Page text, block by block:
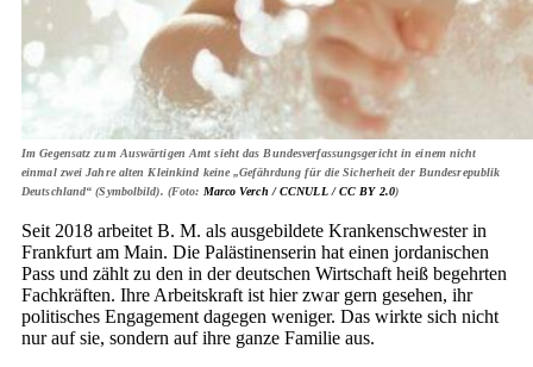
Im Gegensatz zum Auswärtigen Amt sieht das Bundesverfassungsgericht in einem nicht
einmal zwei Jahre alten Kleinkind keine „Gefährdung für die Sicherheit der Bundesrepublik
Deutschland“ (Symbolbild). (Foto: Marco Verch / CCNULL / CC BY 2.0)
Seit 2018 arbeitet B. M. als ausgebildete Krankenschwester in
Frankfurt am Main. Die Palästinenserin hat einen jordanischen
Pass und zählt zu den in der deutschen Wirtschaft heiß begehrten
Fachkräften. Ihre Arbeitskraft ist hier zwar gern gesehen, ihr
politisches Engagement dagegen weniger. Das wirkte sich nicht
nur auf sie, sondern auf ihre ganze Familie aus.